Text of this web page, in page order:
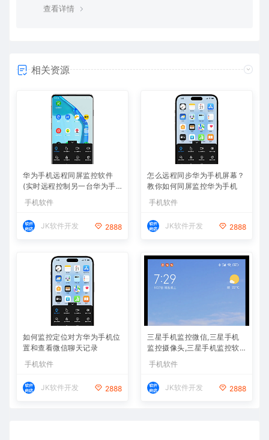
查看详情
相关资源
华为手机远程同屏监控软件
(实时远程控制另一台华为手
机)
手机软件
JK软件开发 2888
怎么远程同步华为手机屏幕？
教你如何同屏监控华为手机
手机软件
JK软件开发 2888
如何监控定位对方华为手机位
置和查看微信聊天记录
手机软件
JK软件开发 2888
三星手机监控微信,三星手机
监控摄像头,三星手机监控软
手机软件
JK软件开发 2888